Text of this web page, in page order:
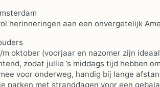
herinneringen aan een onvergetelijk
oktober (voorjaar en nazomer zijn
zodat jullie ’s middags tijd hebben
voor onderweg, handig bij lange
parken met stranddagen voor een